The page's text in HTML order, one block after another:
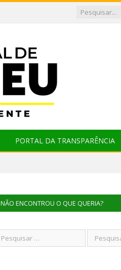
PORTAL DA TRANSPARÊNCIA
NÃO ENCONTROU O QUE QUERIA?